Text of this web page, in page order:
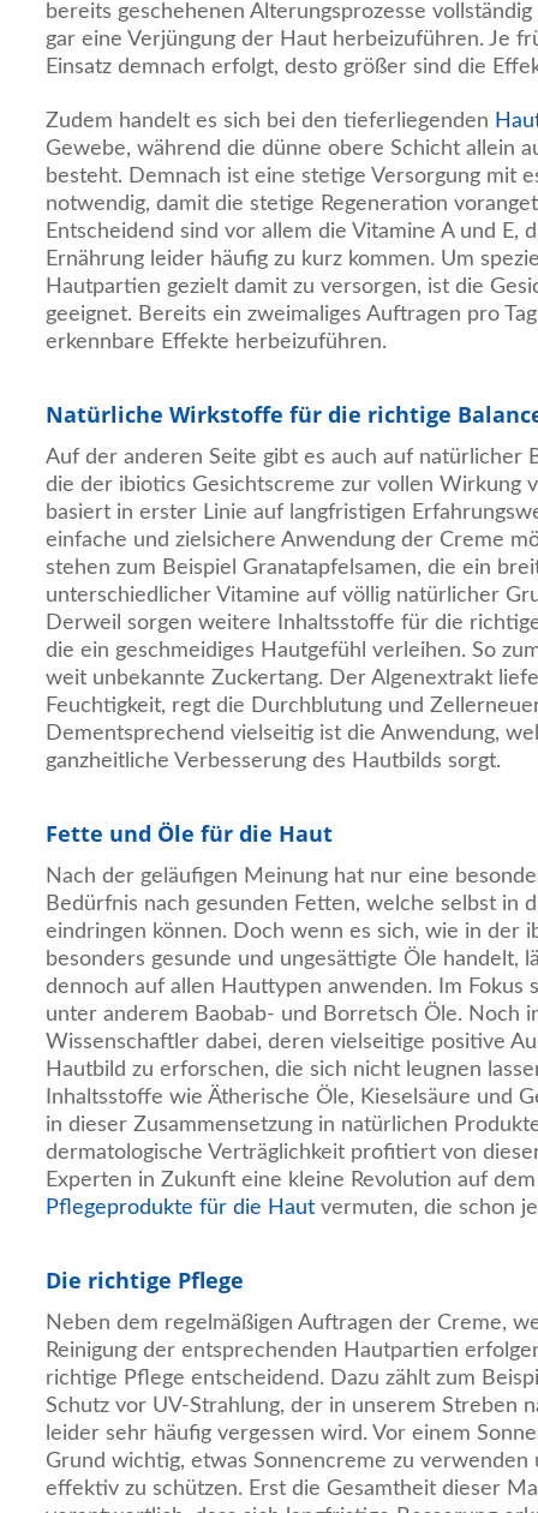
bereits geschehenen Alterungsprozesse
gar eine Verjüngung der Haut herbeizuführen. Je
Einsatz demnach erfolgt, desto größer sind die
Zudem handelt es sich bei den tieferliegenden
Gewebe, während die dünne obere Schicht allein
besteht. Demnach ist eine stetige Versorgung mit
notwendig, damit die stetige Regeneration
Entscheidend sind vor allem die Vitamine A und E,
Ernährung leider häufig zu kurz kommen. Um
Hautpartien gezielt damit zu versorgen, ist die
geeignet. Bereits ein zweimaliges Auftragen pro
erkennbare Effekte herbeizuführen.
Natürliche Wirkstoffe für die richtige
Auf der anderen Seite gibt es auch auf natürlicher
die der ibiotics Gesichtscreme zur vollen Wirkung
basiert in erster Linie auf langfristigen
einfache und zielsichere Anwendung der Creme
stehen zum Beispiel Granatapfelsamen, die ein
unterschiedlicher Vitamine auf völlig natürlicher
Derweil sorgen weitere Inhaltsstoffe für die
die ein geschmeidiges Hautgefühl verleihen. So
weit unbekannte Zuckertang. Der Algenextrakt
Feuchtigkeit, regt die Durchblutung und
Dementsprechend vielseitig ist die Anwendung,
ganzheitliche Verbesserung des Hautbilds sorgt.
Fette und Öle für die Haut
Nach der geläufigen Meinung hat nur eine
Bedürfnis nach gesunden Fetten, welche selbst in
eindringen können. Doch wenn es sich, wie in der
besonders gesunde und ungesättigte Öle handelt,
dennoch auf allen Hauttypen anwenden. Im Fokus
unter anderem Baobab- und Borretsch Öle. Noch
Wissenschaftler dabei, deren vielseitige positive
Hautbild zu erforschen, die sich nicht leugnen
Inhaltsstoffe wie Ätherische Öle, Kieselsäure und
in dieser Zusammensetzung in natürlichen
dermatologische Verträglichkeit profitiert von
Experten in Zukunft eine kleine Revolution auf
Pflegeprodukte für die Haut vermuten, die schon
Die richtige Pflege
Neben dem regelmäßigen Auftragen der Creme,
Reinigung der entsprechenden Hautpartien
richtige Pflege entscheidend. Dazu zählt zum
Schutz vor UV-Strahlung, der in unserem Streben
leider sehr häufig vergessen wird. Vor einem
Grund wichtig, etwas Sonnencreme zu verwenden
effektiv zu schützen. Erst die Gesamtheit dieser